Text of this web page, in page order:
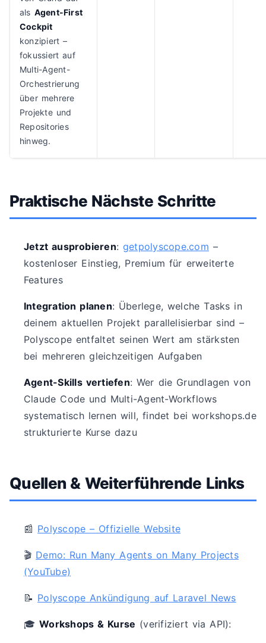
als Agent-First
Cockpit
konzipiert –
fokussiert auf
Multi-Agent-
Orchestrierung
über mehrere
Projekte und
Repositories
hinweg.
Praktische Nächste Schritte
Jetzt ausprobieren:getpolyscope.com –
kostenloser Einstieg, Premium für erweiterte
Features
Integration planen: Überlege, welche Tasks in
deinem aktuellen Projekt parallelisierbar sind –
Polyscope entfaltet seinen Wert am stärksten
bei mehreren gleichzeitigen Aufgaben
Agent-Skills vertiefen: Wer die Grundlagen von
Claude Code und Multi-Agent-Workflows
systematisch lernen will, findet bei workshops.de
strukturierte Kurse dazu
Quellen & Weiterführende Links
📰 Polyscope – Offizielle Website
🎬 Demo: Run Many Agents on Many Projects
(YouTube)
📝 Polyscope Ankündigung auf Laravel News
🎓Workshops & Kurse (verifiziert via API):